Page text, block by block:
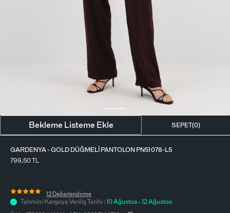
GARDENYA - GOLD DÜĞMELI PANTOLON PN51078-L5
799,50TL
12 Değerlendirme
Tahmini Kargoya Veriliş Tarihi : 10 Ağustos - 12 Ağustos
SEPET(0)
Bekleme Listeme Ekle